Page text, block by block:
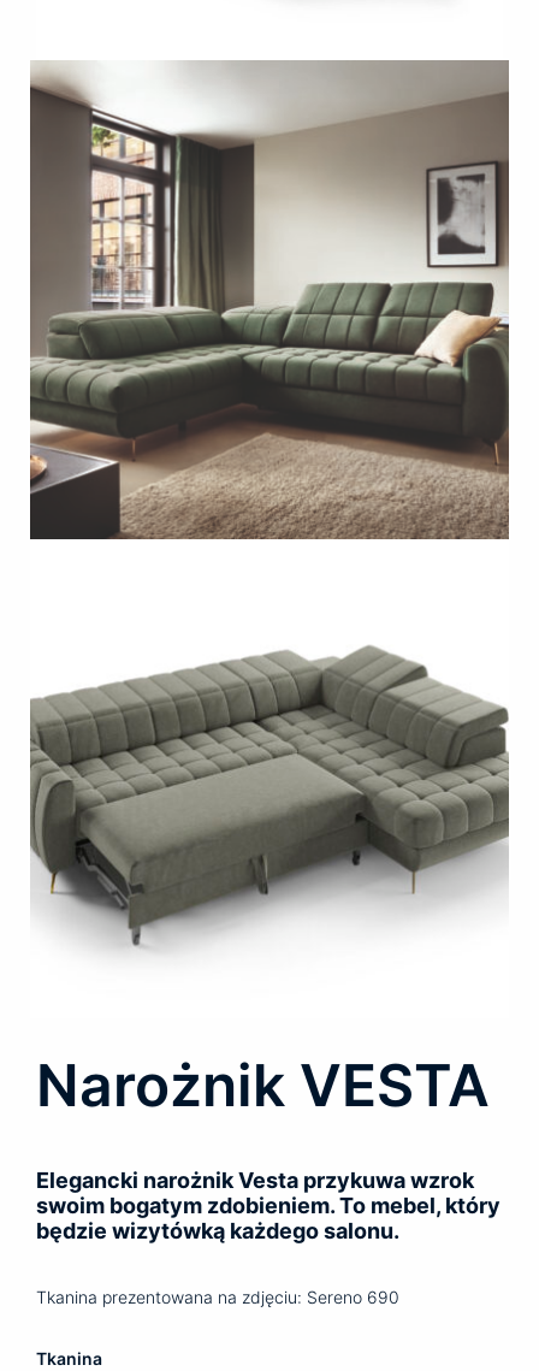
Narożnik VESTA
Elegancki narożnik Vesta przykuwa wzrok
swoim bogatym zdobieniem. To mebel, który
będzie wizytówką każdego salonu.
Tkanina prezentowana na zdjęciu: Sereno 690
Tkanina